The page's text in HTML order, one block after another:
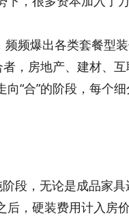
频爆出各类套餐型
，房地产、建材、互
“合”的阶段，每个细
段，无论是成品家具
后，硬装费用计入房